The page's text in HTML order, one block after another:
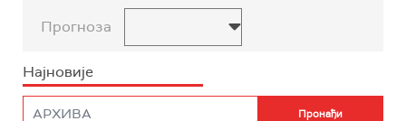
Прогноза
Најновије